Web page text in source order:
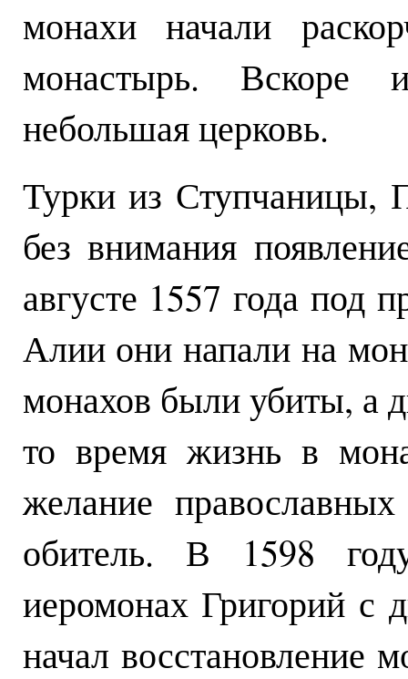
монахи начали
монастырь. Вскоре
небольшая церковь.
Турки из Ступчаницы,
без внимания
августе 1557 года под
Алии они напали на
монахов были убиты, а
то время жизнь в
желание
обитель. В 1598
иеромонах Григорий с
начал восстановление